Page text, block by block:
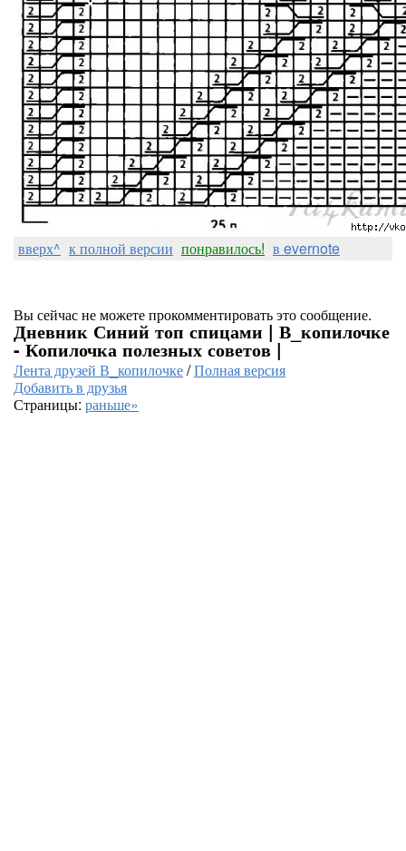
вверх^ к полной версии понравилось! в evernote
Вы сейчас не можете прокомментировать это сообщение.
Дневник Синий топ спицами | В_копилочке
- Копилочка полезных советов |
Лента друзей В_копилочке/Полная версия
Добавить в друзья
Страницы: раньше»